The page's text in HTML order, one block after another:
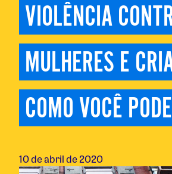
VIOLÊNCIA
MULHERES E
COMO VOCÊ
10 de abril de 2020